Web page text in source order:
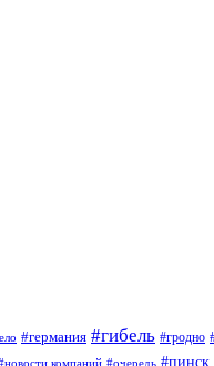
#германия #гибель #гродно
компаний #очередь #пинск